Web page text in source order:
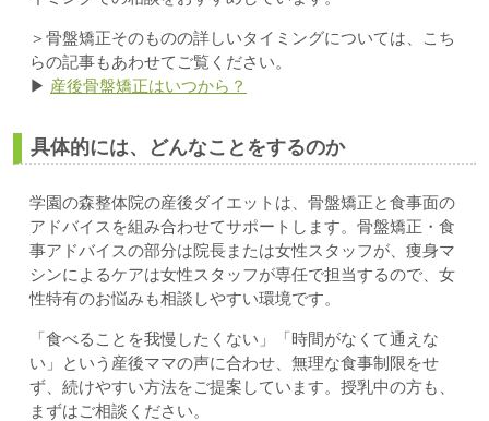
＞骨盤矯正そのものの詳しいタイミングについては、こち
らの記事もあわせてご覧ください。
▶ 産後骨盤矯正はいつから？
具体的には、どんなことをするのか
学園の森整体院の産後ダイエットは、骨盤矯正と食事面の
アドバイスを組み合わせてサポートします。骨盤矯正・食
事アドバイスの部分は院長または女性スタッフが、痩身マ
シンによるケアは女性スタッフが専任で担当するので、女
性特有のお悩みも相談しやすい環境です。
「食べることを我慢したくない」「時間がなくて通えな
い」という産後ママの声に合わせ、無理な食事制限をせ
ず、続けやすい方法をご提案しています。授乳中の方も、
まずはご相談ください。